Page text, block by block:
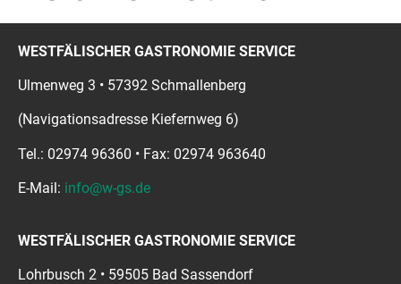
WESTFÄLISCHER GASTRONOMIE SERVICE
Ulmenweg 3 • 57392 Schmallenberg
(Navigationsadresse Kiefernweg 6)
Tel.: 02974 96360 • Fax: 02974 963640
E-Mail: info@w-gs.de
WESTFÄLISCHER GASTRONOMIE SERVICE
Lohrbusch 2 • 59505 Bad Sassendorf